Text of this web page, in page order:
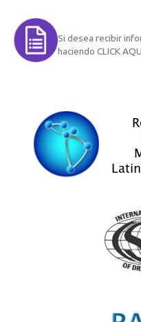
Si desea recibir
haciendo CLICK